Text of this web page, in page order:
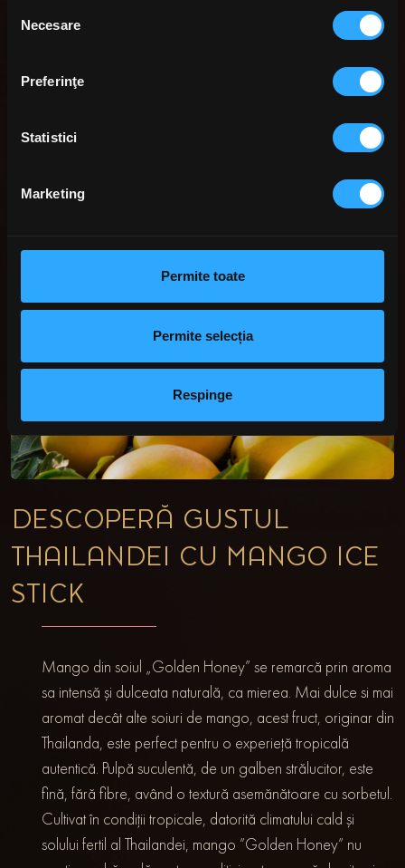
consimțământului
Necesare
Preferinţe
Statistici
Marketing
Permite toate
Permite selecția
Respinge
DESCOPERĂ GUSTUL
THAILANDEI CU MANGO ICE
STICK
Mango din soiul „Golden Honey” se remarcă prin aroma
sa intensă și dulceata naturală, ca mierea. Mai dulce si mai
aromat decât alte soiuri de mango, acest fruct, originar din
Thailanda, este perfect pentru o experieță tropicală
autentică. Pulpă suculentă, de un galben strălucitor, este
fină, fără fibre, având o textură asemănătoare cu sorbetul.
Cultivat în condiții tropicale, datorită climatului cald și
solului fertil al Thailandei, mango ”Golden Honey” nu